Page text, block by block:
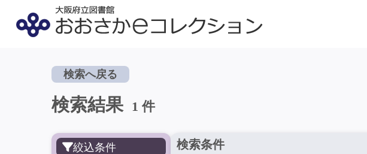
検索へ戻る
検索結果 1 件
絞込条件 検索条件